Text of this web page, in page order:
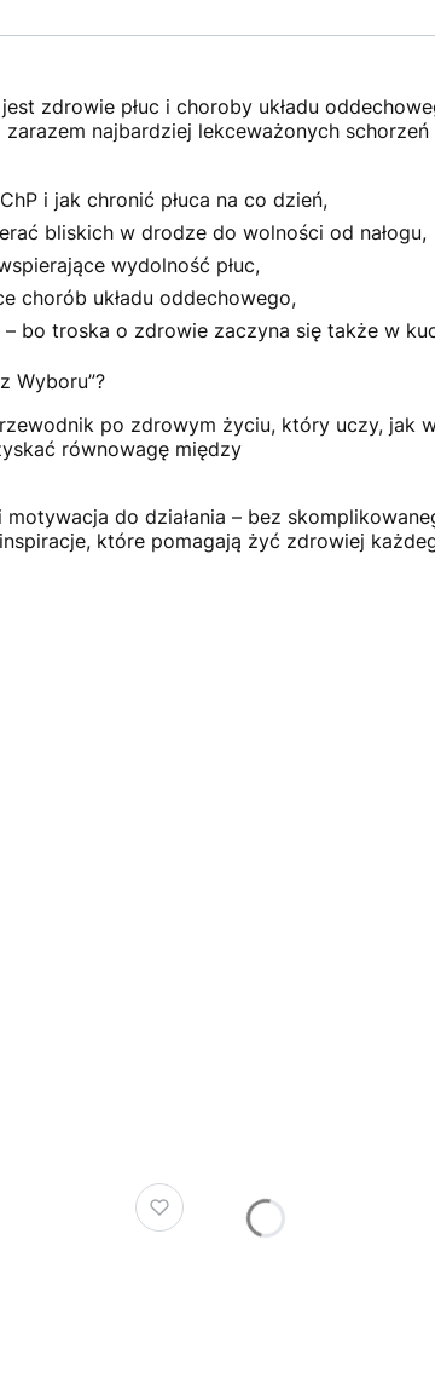
zdrowie płuc i choroby układu
najbardziej lekceważonych schorzeń
i jak chronić płuca na co dzień,
bliskich w drodze do wolności od nałogu,
wydolność płuc,
chorób układu oddechowego,
bo troska o zdrowie zaczyna się także w
Wyboru”?
po zdrowym życiu, który uczy, jak
równowagę między
do działania – bez
które pomagają żyć zdrowiej